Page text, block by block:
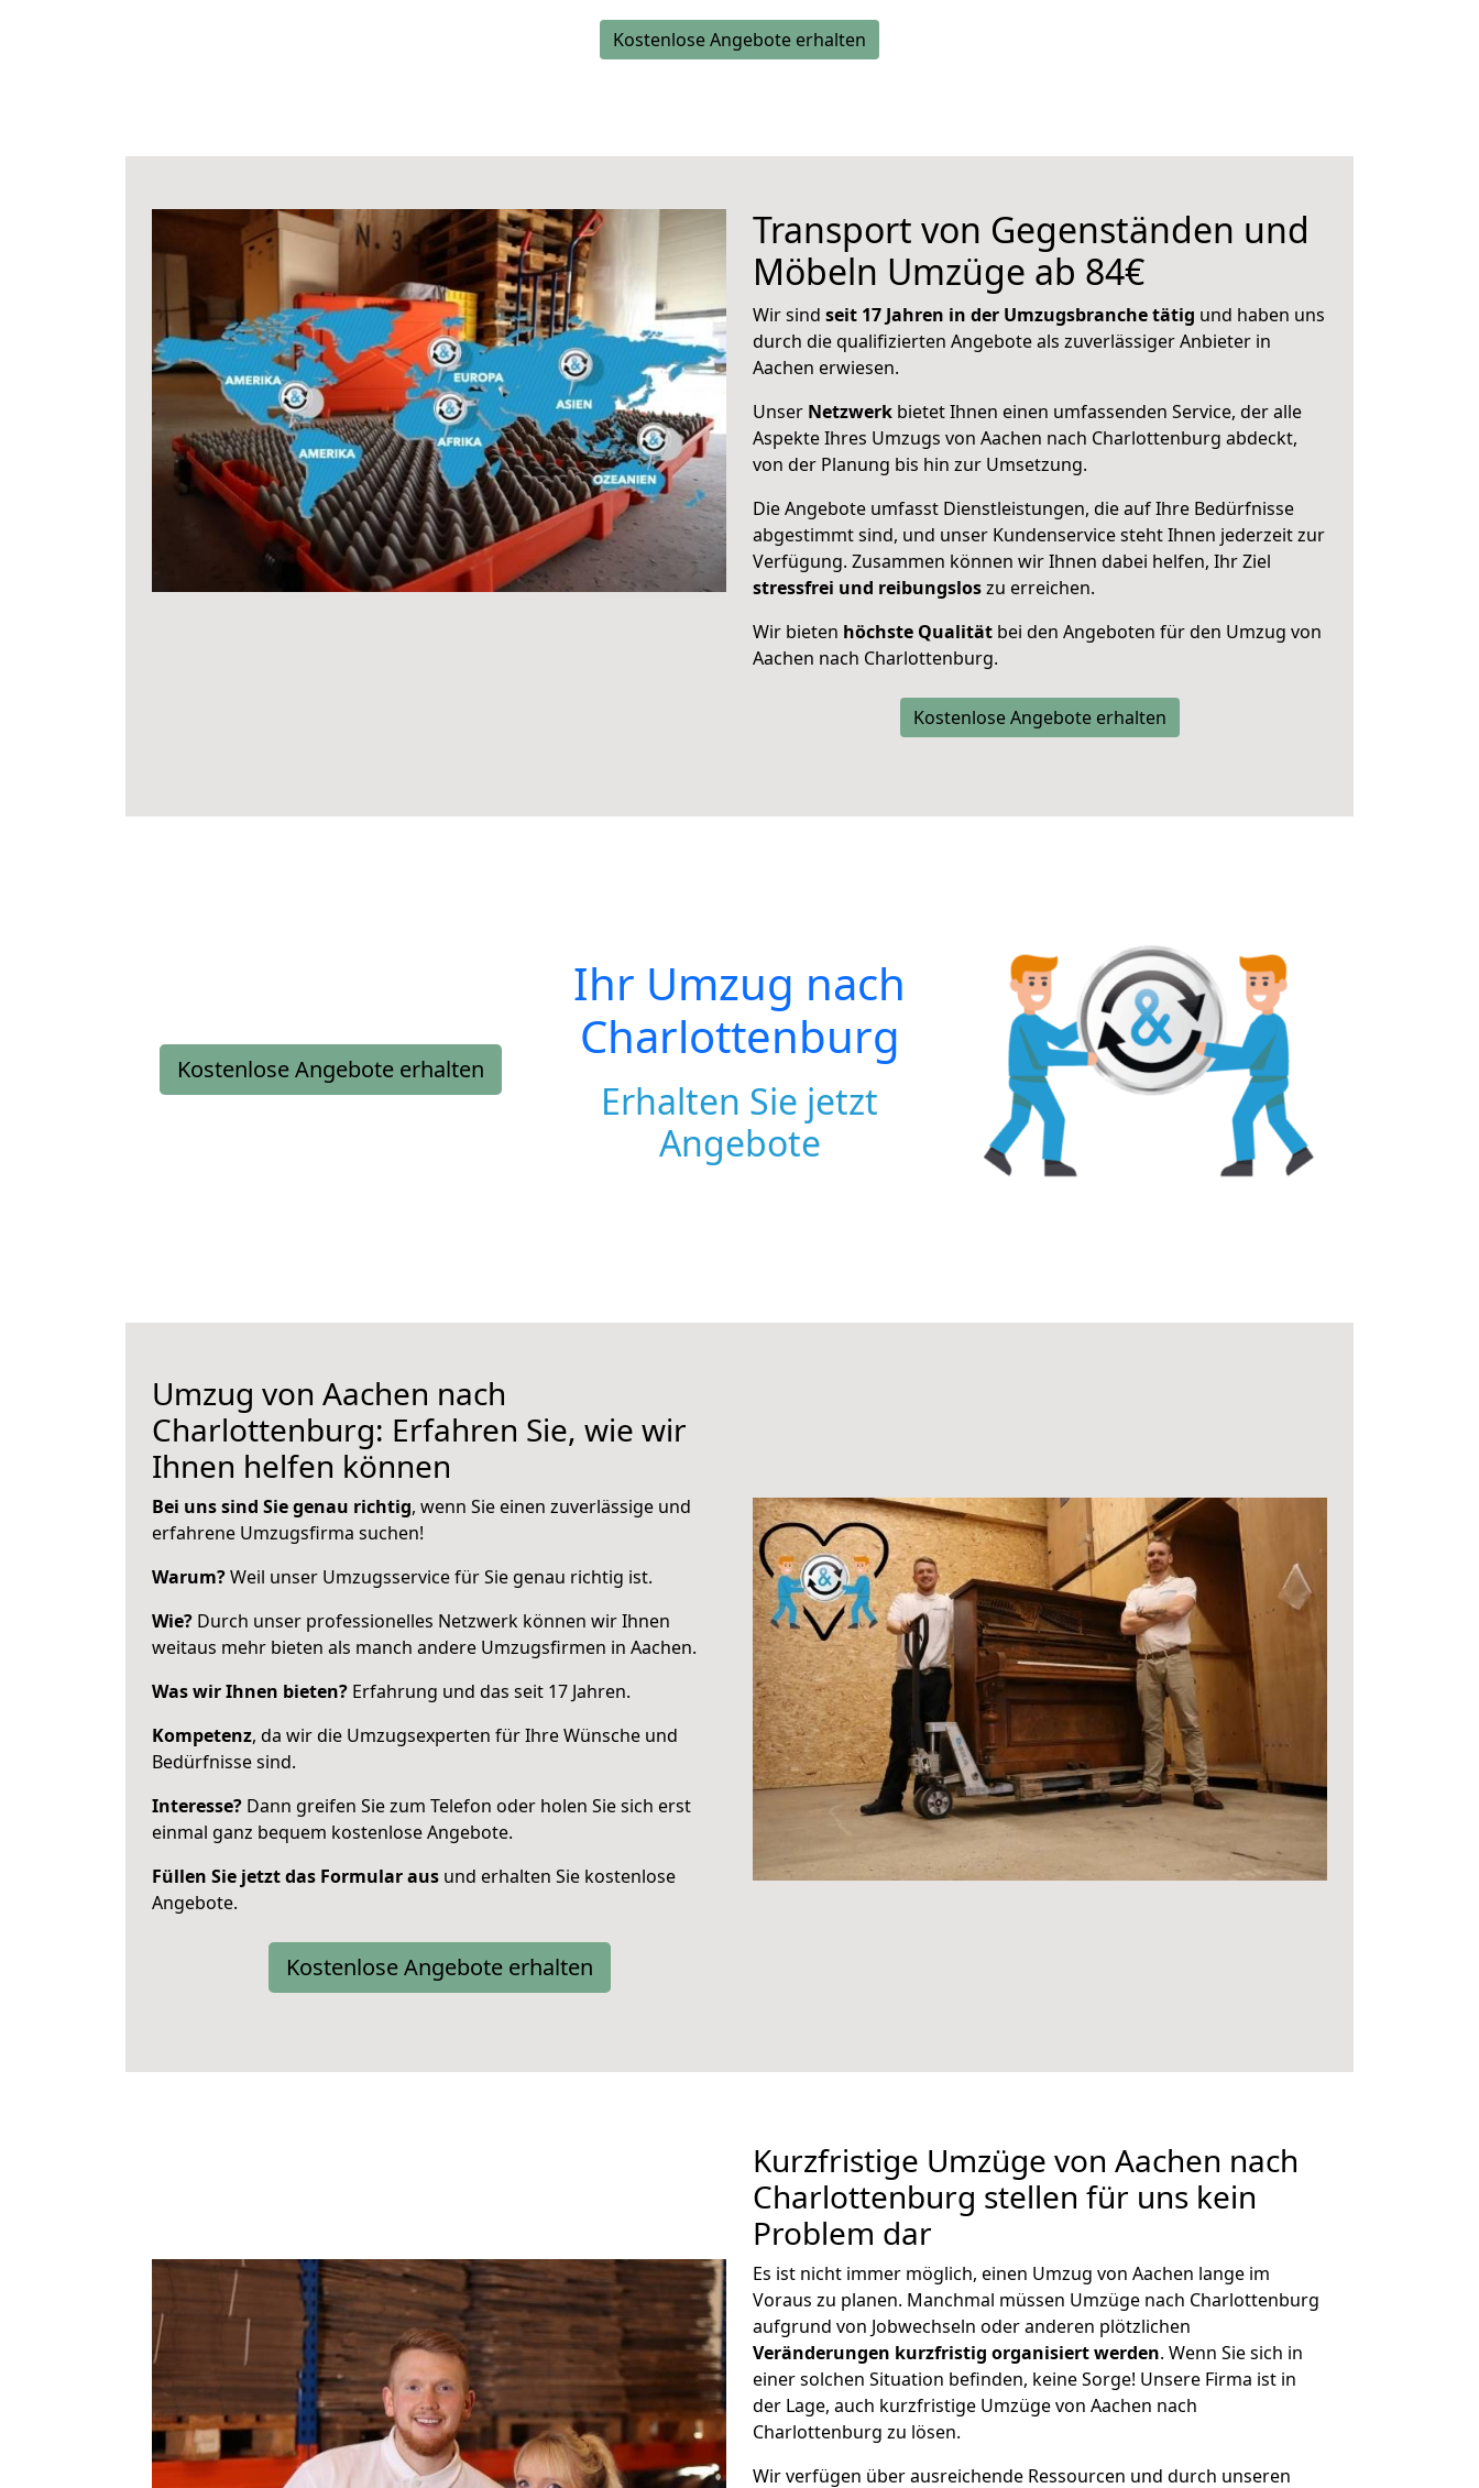
Kostenlose Angebote erhalten
Transport von Gegenständen und
Möbeln Umzüge ab 84€
Wir sind seit 17 Jahren in der Umzugsbranche tätig und haben uns
durch die qualifizierten Angebote als zuverlässiger Anbieter in
Aachen erwiesen.
Unser Netzwerk bietet Ihnen einen umfassenden Service, der alle
Aspekte Ihres Umzugs von Aachen nach Charlottenburg abdeckt,
von der Planung bis hin zur Umsetzung.
Die Angebote umfasst Dienstleistungen, die auf Ihre Bedürfnisse
abgestimmt sind, und unser Kundenservice steht Ihnen jederzeit zur
Verfügung. Zusammen können wir Ihnen dabei helfen, Ihr Ziel
stressfrei und reibungsloszu erreichen.
Wir bieten höchste Qualität bei den Angeboten für den Umzug von
Aachen nach Charlottenburg.
Kostenlose Angebote erhalten
Kostenlose Angebote erhalten
Ihr Umzug nach
Charlottenburg
Erhalten Sie jetzt
Angebote
Umzug von Aachen nach
Charlottenburg: Erfahren Sie, wie wir
Ihnen helfen können
Bei uns sind Sie genau richtig, wenn Sie einen zuverlässige und
erfahrene Umzugsfirma suchen!
Warum?Weil unser Umzugsservice für Sie genau richtig ist.
Wie? Durch unser professionelles Netzwerk können wir Ihnen
weitaus mehr bieten als manch andere Umzugsfirmen in Aachen.
Was wir Ihnen bieten? Erfahrung und das seit 17 Jahren.
Kompetenz, da wir die Umzugsexperten für Ihre Wünsche und
Bedürfnisse sind.
Interesse? Dann greifen Sie zum Telefon oder holen Sie sich erst
einmal ganz bequem kostenlose Angebote.
Füllen Sie jetzt das Formular aus und erhalten Sie kostenlose
Angebote.
Kostenlose Angebote erhalten
Kurzfristige Umzüge von Aachen nach
Charlottenburg stellen für uns kein
Problem dar
Es ist nicht immer möglich, einen Umzug von Aachen lange im
Voraus zu planen. Manchmal müssen Umzüge nach Charlottenburg
aufgrund von Jobwechseln oder anderen plötzlichen
Veränderungen kurzfristig organisiert werden. Wenn Sie sich in
einer solchen Situation befinden, keine Sorge! Unsere Firma ist in
der Lage, auch kurzfristige Umzüge von Aachen nach
Charlottenburg zu lösen.
Wir verfügen über ausreichende Ressourcen und durch unseren